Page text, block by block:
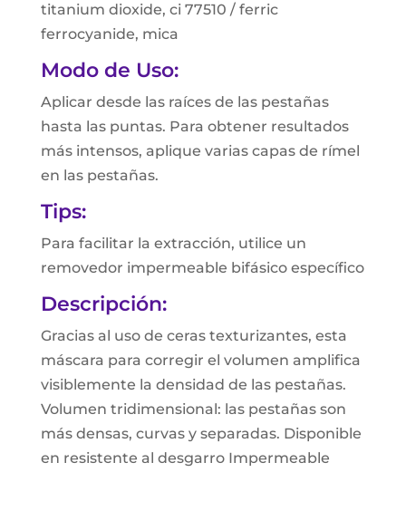
titanium dioxide, ci 77510 / ferric
ferrocyanide, mica
Modo de Uso:
Aplicar desde las raíces de las pestañas
hasta las puntas. Para obtener resultados
más intensos, aplique varias capas de rímel
en las pestañas.
Tips:
Para facilitar la extracción, utilice un
removedor impermeable bifásico específico
Descripción:
Gracias al uso de ceras texturizantes, esta
máscara para corregir el volumen amplifica
visiblemente la densidad de las pestañas.
Volumen tridimensional: las pestañas son
más densas, curvas y separadas. Disponible
en resistente al desgarro Impermeable